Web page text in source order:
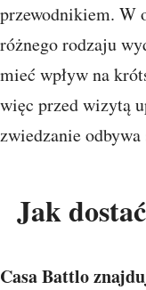
przewodnikiem. W
różnego rodzaju
mieć wpływ na
więc przed wizytą
zwiedzanie
Jak
Casa Battlo